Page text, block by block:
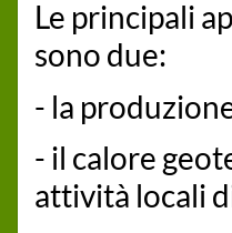
Le principali
sono due:
- la
- il calore
attività locali